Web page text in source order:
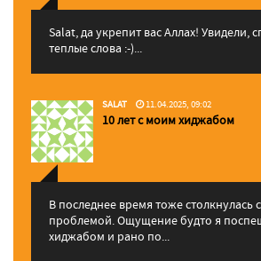
Salat, да укрепит вас Аллаx! Увидели,
теплые слова :-)...
SALAT 11.04.2025, 09:02
10 лет с моим хиджабом
В последнее время тоже столкнулась
проблемой. Ощущение будто я
хиджабом и рано по...